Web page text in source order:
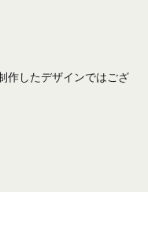
作したデザインではござ